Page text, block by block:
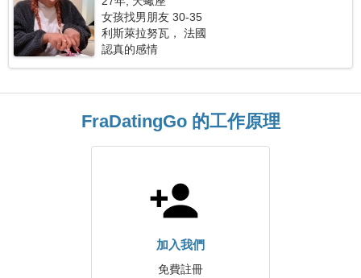
女孩找男朋友 30-35
利斯萊拉努瓦， 法國
認真的感情
FraDatingGo 的工作原理
加入我們
免費註冊